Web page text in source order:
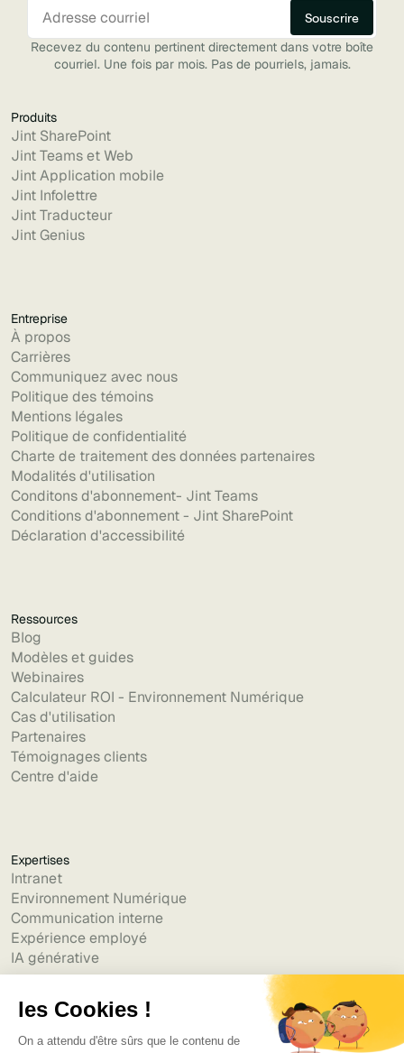
Recevez du contenu pertinent directement dans votre boîte
courriel. Une fois par mois. Pas de pourriels, jamais.
Produits
Jint SharePoint
Jint Teams et Web
Jint Application mobile
Jint Infolettre
Jint Traducteur
Jint Genius
Entreprise
À propos
Carrières
Communiquez avec nous
Politique des témoins
Mentions légales
Politique de confidentialité
Charte de traitement des données partenaires
Modalités d'utilisation
Conditons d'abonnement- Jint Teams
Conditions d'abonnement - Jint SharePoint
Déclaration d'accessibilité
Ressources
Blog
Modèles et guides
Webinaires
Calculateur ROI - Environnement Numérique
Cas d'utilisation
Partenaires
Témoignages clients
Centre d'aide
Expertises
Intranet
Environnement Numérique
Communication interne
Expérience employé
IA générative
Alternatives